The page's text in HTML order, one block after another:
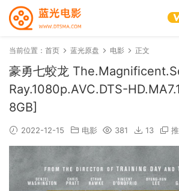
当前位置： 首页 蓝光原盘 电影 正文
豪勇七蛟龙
Ray.1080p.AVC.DTS-
8GB]
2022-12-15 电影 381 13